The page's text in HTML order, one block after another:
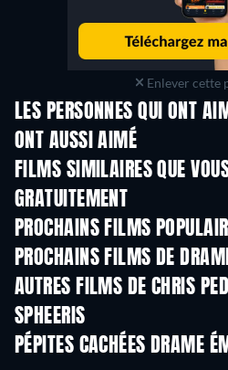
Enlever cette
LES PERSONNES QUI ONT
ONT AUSSI AIMÉ
FILMS SIMILAIRES QUE
GRATUITEMENT
PROCHAINS FILMS
PROCHAINS FILMS DE
AUTRES FILMS DE CHRIS
SPHEERIS
PÉPITES CACHÉES DRAME